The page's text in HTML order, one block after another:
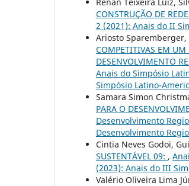
CONSTRUÇÃO DE
2 (2021): Anais do II
Ariosto
COMPETITIVAS EM UM
DESENVOLVIMENTO
Anais do Simpósio
Simpósio Latino-
Samara Simon
PARA O
Desenvolvimento
Desenvolvimento
Cintia Neves Godoi,
SUSTENTÁVEL 09: ,
(2023): Anais do III
Valério Oliveira Lima